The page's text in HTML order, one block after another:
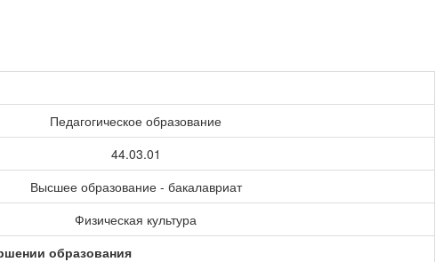
Педагогическое образование
44.03.01
Высшее образование - бакалавриат
Физическая культура
образования